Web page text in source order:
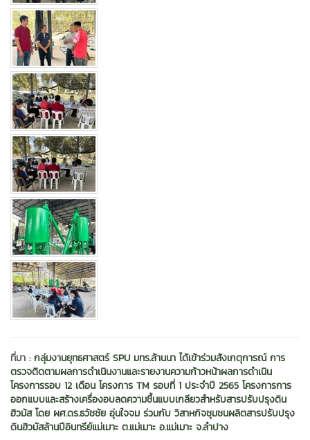
ที่มา :กลุ่มงานยุทธศาสตร์ SPU มทร.ล้านนา ได้เข้าร่วมสังเกตุการณ์ การ
ตรวจติดตามผลการดำเนินงานและรายงานความก้าวหน้าผลการดำเนิน
โครงการรอบ 12 เดือน โครงการ TM รอบที่ 1 ประจำปี 2565 โครงการการ
ออกแบบและสร้างเครื่องอบลดความชื้นแบบเกลียวสำหรับสารปรับปรุงดิน
ฮิวมัส โดย ผศ.ดร.ธวัชชัย อุ่นใจจม ร่วมกับ วิสาหกิจชุมชนผลิตสารปรับปรุง
ดินฮิวมัสล้านปีอินทรีย์แม่เมาะ ต.แม่เมาะ อ.แม่เมาะ จ.ลำปาง